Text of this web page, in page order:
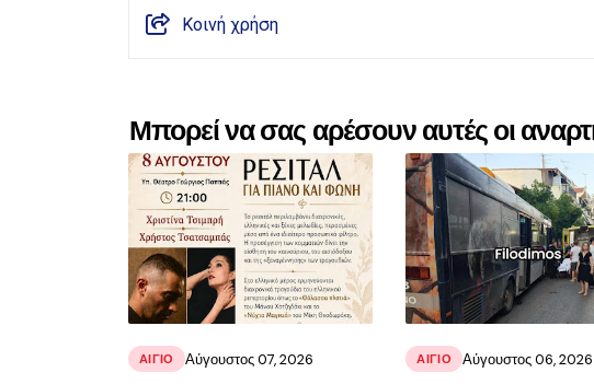
Κοινή χρήση
Μπορεί να σας αρέσουν αυτές οι
ΑΙΓΙΟ Αύγουστος 07, 2026 ΑΙΓΙΟ Αύγουστος 06, 2026